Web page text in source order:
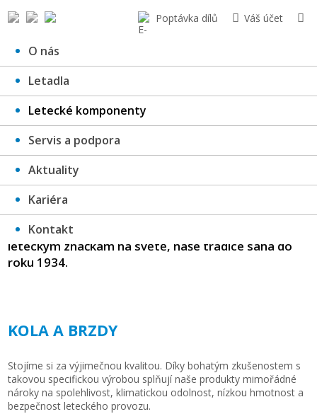
Poptávka dílů Váš účet
O nás
Letadla
Letecké komponenty
Servis a podpora
Aktuality
Kariéra
Kontakt
LETECKÉ KOMPONENTY
V oblasti vývoje, výroby i servisu leteckých kol a brzd
pro vojenská i civilní letadla patříme k nejstarším
leteckým značkám na světě, naše tradice sahá do
roku 1934.
KOLA A BRZDY
Stojíme si za výjimečnou kvalitou. Díky bohatým zkušenostem s
takovou specifickou výrobou splňují naše produkty mimořádné
nároky na spolehlivost, klimatickou odolnost, nízkou hmotnost a
bezpečnost leteckého provozu.